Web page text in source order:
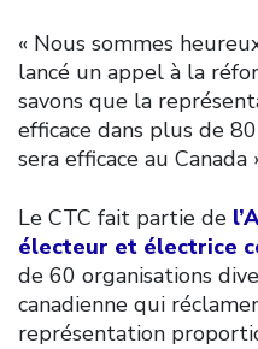
« Nous sommes
lancé un appel à la
savons que la
efficace dans plus de
sera efficace au Canada
Le CTC fait partie de
électeur et électrice
de 60 organisations
canadienne qui
représentation